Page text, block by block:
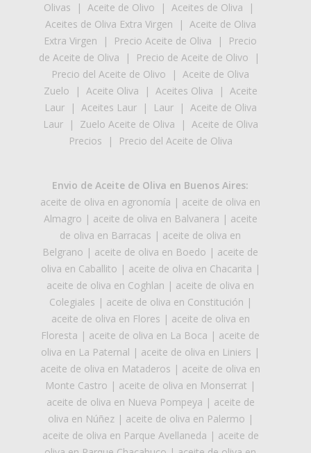
Olivas | Aceite de Olivo | Aceites de Oliva |
Aceites de Oliva Extra Virgen | Aceite de Oliva
Extra Virgen | Precio Aceite de Oliva |
Precio
de Aceite de Oliva | Precio de Aceite de Olivo |
Precio del Aceite de Olivo | Aceite de Oliva
Zuelo | Aceite Oliva | Aceites Oliva | Aceite
Laur| Aceites Laur| Laur| Aceite de Oliva
Laur| Zuelo Aceite de Oliva | Aceite de Oliva
Precios | Precio del Aceite de Oliva
Envio de Aceite de Oliva en Buenos Aires:
aceite de oliva en agronomía | aceite de oliva en
Almagro | aceite de oliva en Balvanera | aceite
de oliva en Barracas | aceite de oliva en
Belgrano | aceite de oliva en Boedo | aceite de
oliva en Caballito | aceite de oliva en Chacarita |
aceite de oliva en Coghlan | aceite de oliva en
Colegiales | aceite de oliva en Constitución |
aceite de oliva en Flores | aceite de oliva en
Floresta | aceite de oliva en La Boca | aceite de
oliva en La Paternal | aceite de oliva en Liniers |
aceite de oliva en Mataderos | aceite de oliva en
Monte Castro | aceite de oliva en Monserrat |
aceite de oliva en Nueva Pompeya | aceite de
oliva en Núñez| aceite de oliva en Palermo |
aceite de oliva en Parque Avellaneda | aceite de